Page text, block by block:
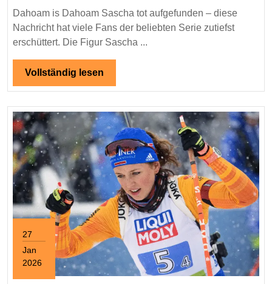
tot
aufgefunden:
Hintergründe
und
Reaktionen
Dahoam is Dahoam Sascha tot aufgefunden – diese
Nachricht hat viele Fans der beliebten Serie zutiefst
erschüttert. Die Figur Sascha ...
Vollständig lesen
lesen
27
Jan
2026